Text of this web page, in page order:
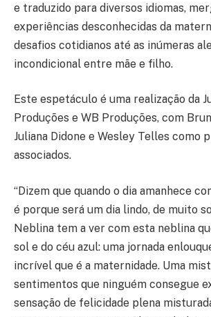
e traduzido para diversos idiomas,
experiências desconhecidas da
desafios cotidianos até as inúmeras
incondicional entre mãe e filho.
Este espetáculo é uma realização da
Produções e WB Produções, com
Juliana Didone e Wesley Telles como
associados.
“Dizem que quando o dia amanhece
é porque será um dia lindo, de muito
Neblina tem a ver com esta neblina
sol e do céu azul: uma jornada
incrível que é a maternidade. Uma
sentimentos que ninguém consegue
sensação de felicidade plena